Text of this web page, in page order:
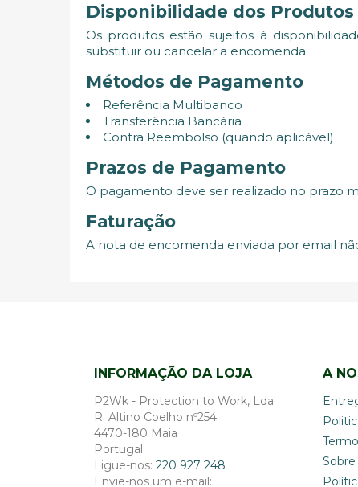
Disponibilidade dos Produtos
Os produtos estão sujeitos à
substituir ou cancelar a encomenda.
Métodos de Pagamento
Referência Multibanco
Transferência Bancária
Contra Reembolso (quando aplicável)
Prazos de Pagamento
O pagamento deve ser realizado no prazo
Faturação
A nota de encomenda enviada por email
INFORMAÇÃO DA LOJA
P2Wk - Protection to Work, Lda
R. Altino Coelho nº254
4470-180 Maia
Portugal
Ligue-nos: 220 927 248
Envie-nos um e-mail:
A